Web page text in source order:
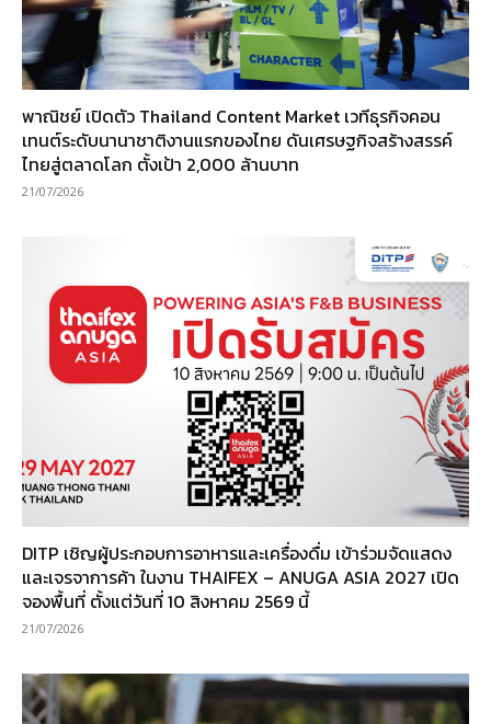
พาณิชย์ เปิดตัว Thailand Content Market เวทีธุรกิจคอน
เทนต์ระดับนานาชาติงานแรกของไทย ดันเศรษฐกิจสร้างสรรค์
ไทยสู่ตลาดโลก ตั้งเป้า 2,000 ล้านบาท
21/07/2026
DITP เชิญผู้ประกอบการอาหารและเครื่องดื่ม เข้าร่วมจัดแสดง
และเจรจาการค้า ในงาน THAIFEX – ANUGA ASIA 2027 เปิด
จองพื้นที่ ตั้งแต่วันที่ 10 สิงหาคม 2569 นี้
21/07/2026